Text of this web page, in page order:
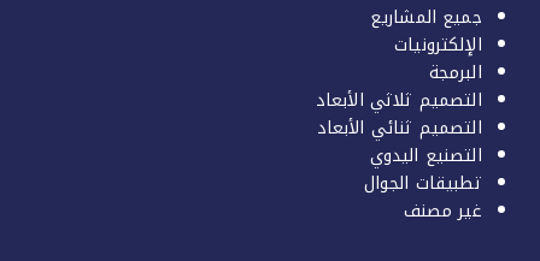
جميع المشاريع
الإلكترونيات
البرمجة
التصميم ثلاثي الأبعاد
التصميم ثنائي الأبعاد
التصنيع اليدوي
تطبيقات الجوال
غير مصنف